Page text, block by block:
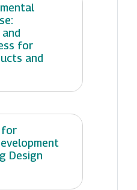
for
and
for
Design